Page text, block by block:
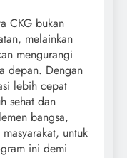
CKG bukan
melainkan
mengurangi
depan. Dengan
lebih cepat
sehat dan
bangsa,
untuk
ini demi